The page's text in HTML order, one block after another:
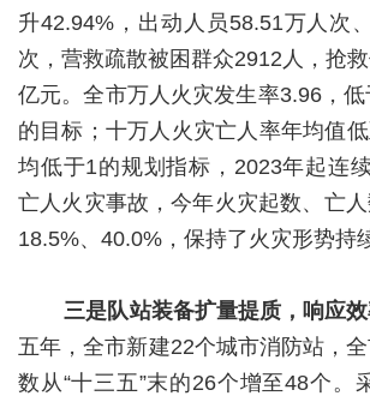
升42.94%，出动人员58.51万人次
次，营救疏散被困群众2912人，抢
亿元。全市万人火灾发生率3.96，
的目标；十万人火灾亡人率年均值
均低于1的规划指标，2023年起连
亡人火灾事故，今年火灾起数、亡
18.5%、40.0%，保持了火灾形势持
三是队站装备扩量提质，响应效
五年，全市新建22个城市消防站，
数从“十三五”末的26个增至48个。